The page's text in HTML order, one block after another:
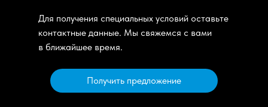
Для получения специальных условий оставьте
контактные данные. Мы свяжемся с вами
в ближайшее время.
Получить предложение